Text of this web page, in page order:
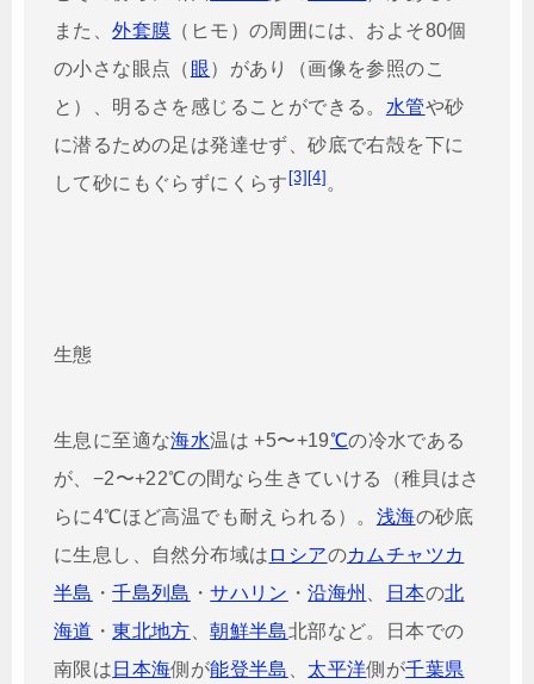
また、外套膜 （ヒモ）の周囲には、およそ80個
の小さな眼点（ 眼）があり（画像を参照のこ
と）、明るさを感じることができる。 水管や砂
に潜るための足は発達せず、砂底で右殻を下に
して砂にもぐらずにくらす [3][4]。
生態
生息に至適な海水温は +5〜+19℃の冷水である
が、−2〜+22℃の間なら生きていける（稚貝はさ
らに4℃ほど高温でも耐えられる）。 浅海の砂底
に生息し、自然分布域は ロシアのカムチャツカ
半島 ・千島列島 ・サハリン ・沿海州 日本の北
海道 ・東北地方 、朝鮮半島北部など。日本での
南限は 日本海側が能登半島 太平洋側が千葉県